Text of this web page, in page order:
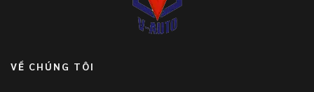
VỀ CHÚNG TÔI